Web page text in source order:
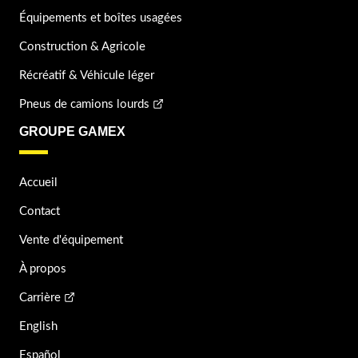
Équipements et boîtes usagées
Construction & Agricole
Récréatif & Véhicule léger
Pneus de camions lourds
GROUPE GAMEX
Accueil
Contact
Vente d'équipement
À propos
Carrière
English
Español